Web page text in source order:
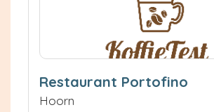
Restaurant Portofino
Hoorn